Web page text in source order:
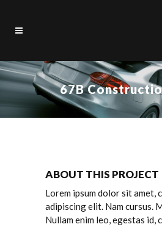
67B
ABOUT THIS PROJECT
Lorem ipsum dolor sit amet,
adipiscing elit. Nam cursus.
Nullam enim leo, egestas id,